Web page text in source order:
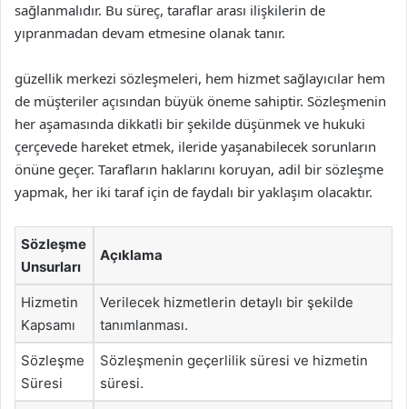
sağlanmalıdır. Bu süreç, taraflar arası ilişkilerin de
yıpranmadan devam etmesine olanak tanır.
güzellik merkezi sözleşmeleri, hem hizmet sağlayıcılar hem
de müşteriler açısından büyük öneme sahiptir. Sözleşmenin
her aşamasında dikkatli bir şekilde düşünmek ve hukuki
çerçevede hareket etmek, ileride yaşanabilecek sorunların
önüne geçer. Tarafların haklarını koruyan, adil bir sözleşme
yapmak, her iki taraf için de faydalı bir yaklaşım olacaktır.
Sözleşme
Unsurları
Açıklama
Hizmetin
Kapsamı
Verilecek hizmetlerin detaylı bir şekilde
tanımlanması.
Sözleşme
Süresi
Sözleşmenin geçerlilik süresi ve hizmetin
süresi.